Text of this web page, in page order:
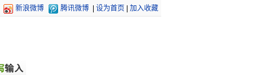
新浪微博 腾讯微博 设为首页 加入收藏